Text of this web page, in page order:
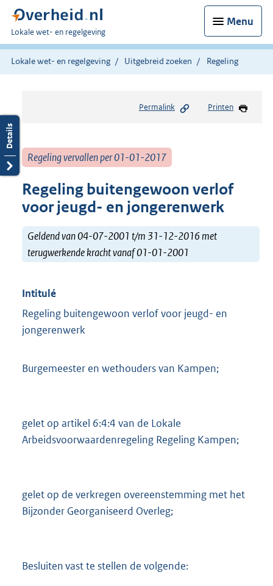
Menu
U
bent
hier:
Lokale wet- en regelgeving
Lokale wet- en regelgeving Uitgebreid zoeken Regeling
Permalink Printen
Regeling vervallen per 01-01-2017
Regeling buitengewoon verlof
voor jeugd- en jongerenwerk
Geldend van 04-07-2001 t/m 31-12-2016 met
terugwerkende kracht vanaf 01-01-2001
Intitulé
Regeling buitengewoon verlof voor jeugd- en
jongerenwerk
Burgemeester en wethouders van Kampen;
gelet op artikel 6:4:4 van de Lokale
Arbeidsvoorwaardenregeling Regeling Kampen;
gelet op de verkregen overeenstemming met het
Bijzonder Georganiseerd Overleg;
Besluiten vast te stellen de volgende: